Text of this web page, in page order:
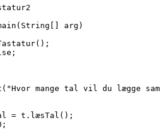
arg)
t.læsTal();